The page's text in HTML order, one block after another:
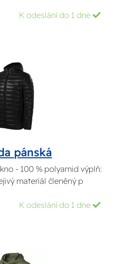
K odeslání do 1 dne
pánská
- 100 % polyamid výplň:
materiál členěný p
K odeslání do 1 dne